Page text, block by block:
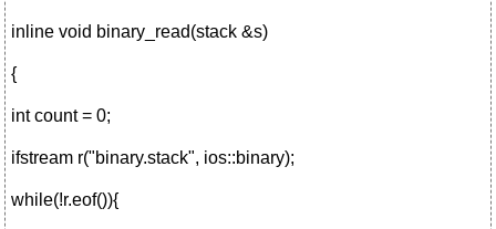
inline void binary_read(stack &s)
{
int count = 0;
ifstream r("binary.stack", ios::binary);
while(!r.eof()){